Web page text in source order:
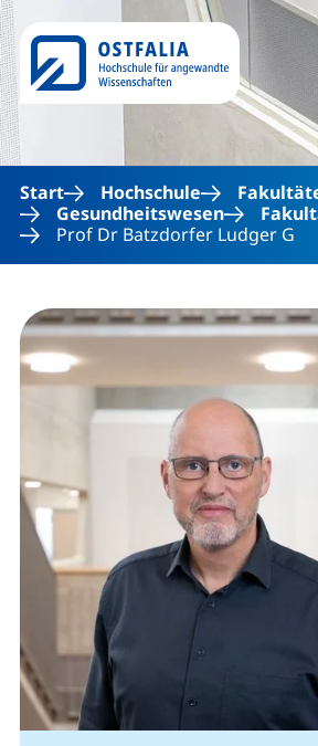
Direkt
Start Hochschule
Gesundheitswesen
Prof Dr Batzdorfer Ludger G